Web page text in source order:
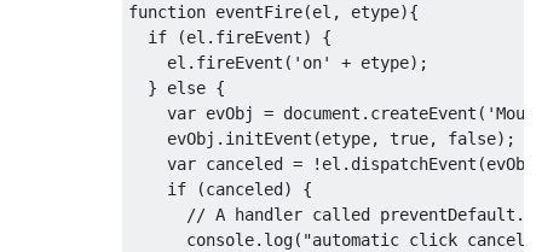
function eventFire(el , etype){
if
(el . fireEvent)
{
    el
. fireEvent ( 'on' + etype);
}
else {
var evObj = document . createEvent (
    evObj
. initEvent (etype, true, false);
var canceled = ! el . dispatchEvent (evObj
if
(canceled)
{
// A handler called preventDefault.
      console
. log( "automatic click